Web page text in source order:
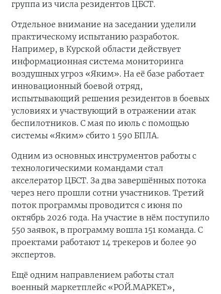
группа из числа резидентов ЦБСТ.
Отдельное внимание на заседании уделили
практическому испытанию разработок.
Например, в Курской области действует
информационная система мониторинга
воздушных угроз «Яким». На её базе работает
инновационный боевой отряд,
испытывающий решения резидентов в боевых
условиях и участвующий в отражении атак
беспилотников. С мая по июль с помощью
системы «Яким» сбито 1 590 БПЛА.
Одним из основных инструментов работы с
технологическими командами стал
акселератор ЦБСТ. За два завершённых потока
через него прошли сотни участников. Третий
поток программы проводится с июня по
октябрь 2026 года. На участие в нём поступило
550 заявок, в программу вошла 151 команда. С
проектами работают 14 трекеров и более 90
экспертов.
Ещё одним направлением работы стал
военный маркетплейс «РОЙ.МАРКЕТ»,